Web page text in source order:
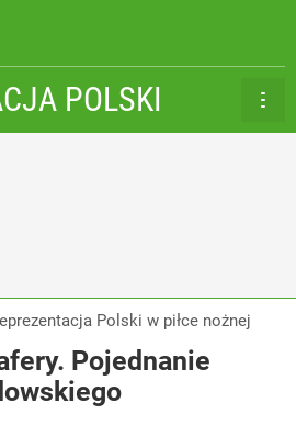
POLSKI
Reprezentacja Polski w piłce nożnej
Pojednanie